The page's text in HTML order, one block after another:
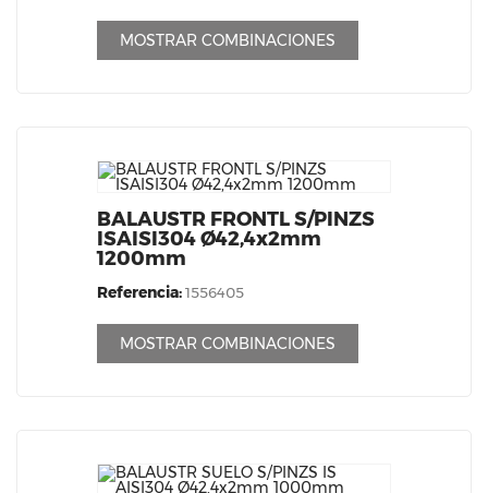
MOSTRAR COMBINACIONES
BALAUSTR FRONTL S/PINZS
ISAISI304 Ø42,4x2mm
1200mm
Referencia:1556405
MOSTRAR COMBINACIONES